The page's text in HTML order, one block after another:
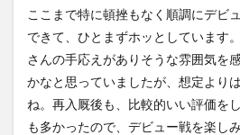
ここまで特に頓挫もなく順調にデビ
できて、ひとまずホッとしています
さんの手応えがありそうな雰囲気を
かなと思っていましたが、想定より
ね。再入厩後も、比較的いい評価を
も多かったので、デビュー戦を楽し